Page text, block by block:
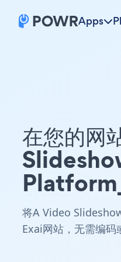
Apps
在您的网
将A Video
Exai网站，无需编码